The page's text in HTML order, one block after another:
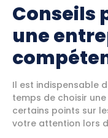
Conseils
une
Il est indispensable
temps de choisir
certains points sur
votre attention lors